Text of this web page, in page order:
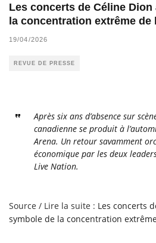
Les concerts de Céline
la concentration extrême de
19/04/2026
REVUE DE PRESSE
Après six ans d’absence sur
canadienne se produit à
Arena. Un retour savamment
économique par les deux
Live Nation.
Source / Lire la suite : Les concerts
symbole de la concentration